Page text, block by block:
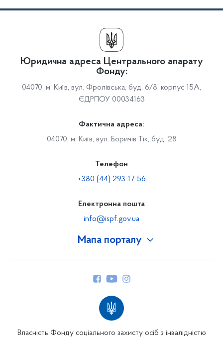
Мапа порталу
Юридична адреса Центрального апарату
Фонду:
04070, м. Київ, вул. Фролівська, буд. 6/8, корпус 15А,
ЄДРПОУ 00034163
Фактична адреса:
04070, м. Київ, вул. Боричів Тік, буд. 28
Телефон
+380 (44) 293-17-56
Електронна пошта
info@ispf.gov.ua
Власність Фонду соціального захисту осіб з інвалідністю